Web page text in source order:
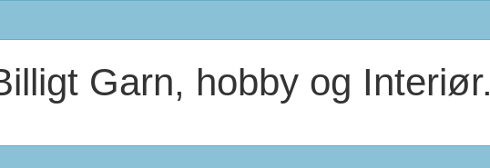
Garn, hobby og Interiør.